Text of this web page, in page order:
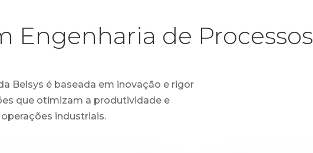
Engenharia de Processos
Belsys é baseada em inovação e rigor
que otimizam a produtividade e
industriais.